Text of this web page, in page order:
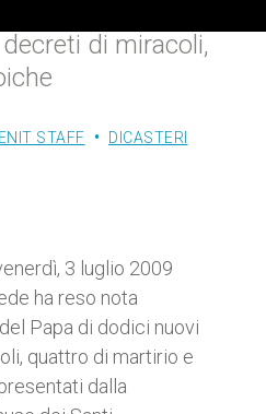
di miracoli,
STAFF DICASTERI
3 luglio 2009
ha reso nota
Papa di dodici nuovi
quattro di martirio e
dalla